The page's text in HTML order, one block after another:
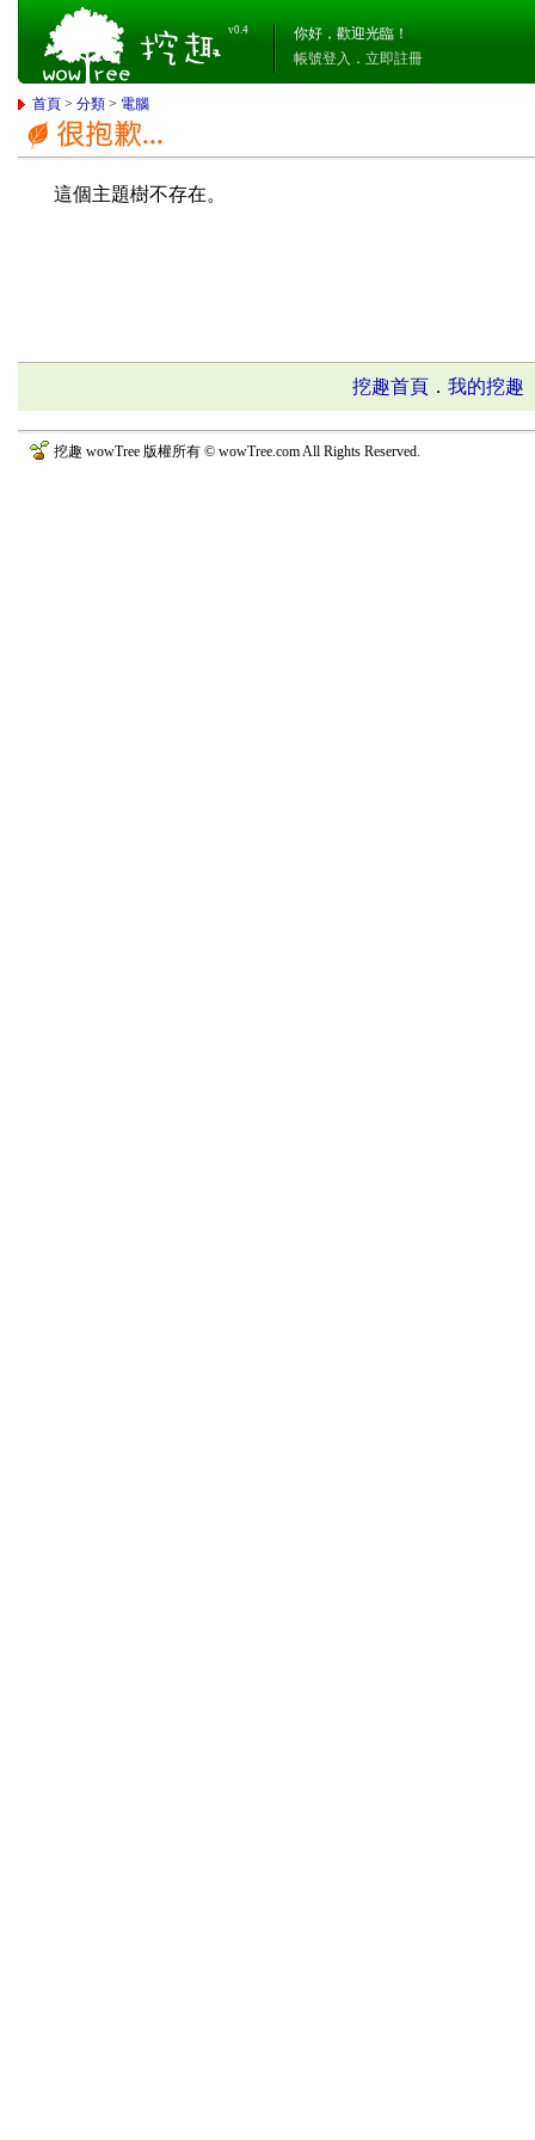
v0.4
你好，歡迎光臨！
帳號登入 ． 立即註冊
首頁 >分類 > 電腦
這個主題樹不存在。
挖趣首頁 ．我的挖趣
挖趣 wowTree 版權所有 © wowTree.com All Rights Reserved.